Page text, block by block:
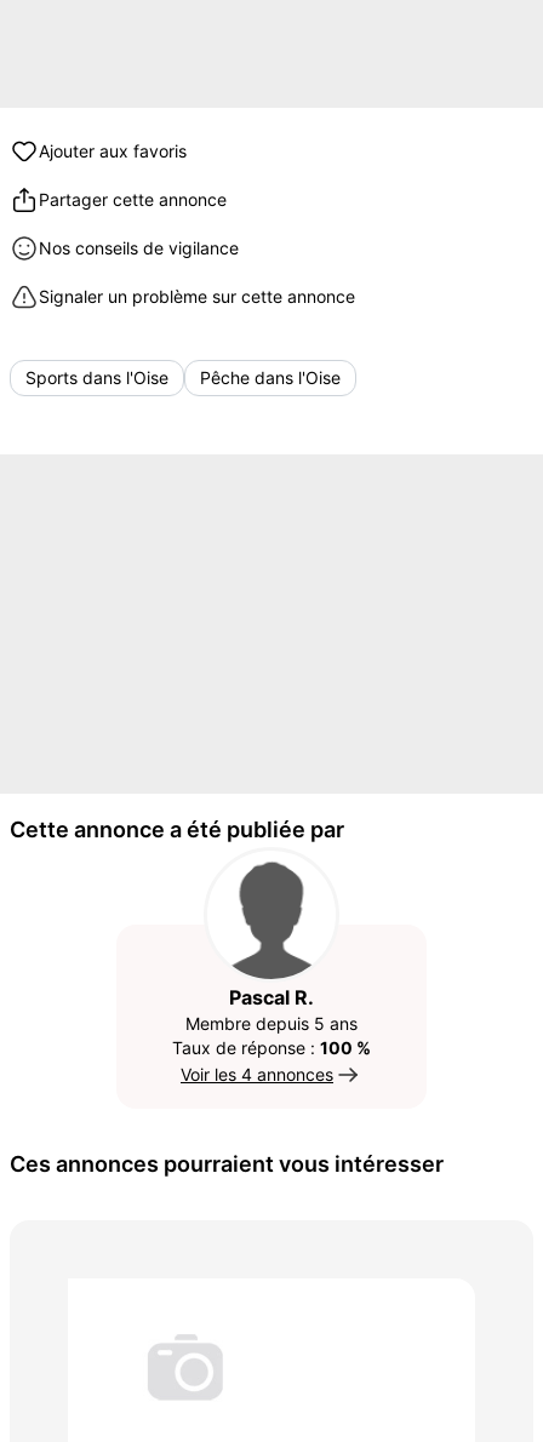
Ajouter aux favoris
Partager cette annonce
Nos conseils de vigilance
Signaler un problème sur cette annonce
Sports dans l'Oise Pêche dans l'Oise
Cette annonce a été publiée par
Pascal R.
Membre depuis 5 ans
Taux de réponse : 100 %
Voir les 4 annonces
Ces annonces pourraient vous intéresser